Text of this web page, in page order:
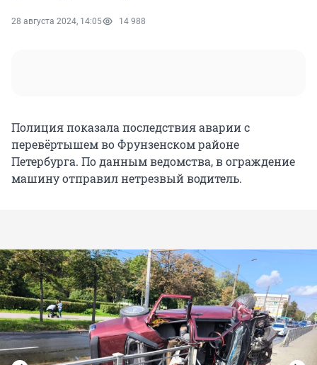
28 августа 2024, 14:05 14 988
Полиция показала последствия аварии с
перевёртышем во Фрунзенском районе
Петербурга. По данным ведомства, в ограждение
машину отправил нетрезвый водитель.